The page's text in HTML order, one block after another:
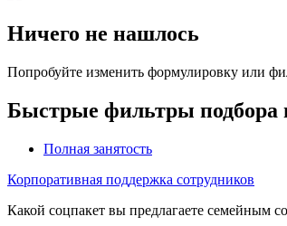
Ничего не нашлось
Попробуйте изменить формулировку или
Быстрые фильтры подбора
Полная занятость
Корпоративная поддержка сотрудников
Какой соцпакет вы предлагаете семейным